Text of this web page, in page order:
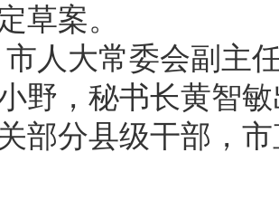
草案。
人大常委会副主
野，秘书长黄智
部分县级干部，